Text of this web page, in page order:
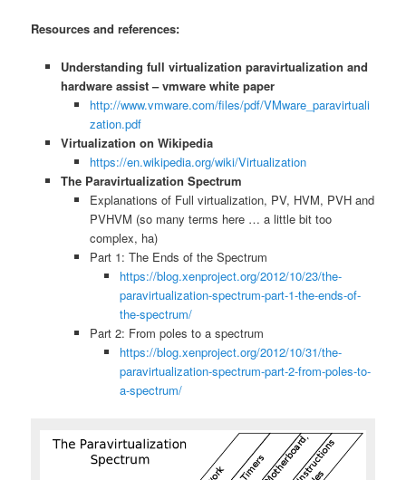
Resources and references:
Understanding full virtualization paravirtualization and
hardware assist – vmware white paper
http://www.vmware.com/files/pdf/VMware_paravirtuali
zation.pdf
Virtualization on Wikipedia
https://en.wikipedia.org/wiki/Virtualization
The Paravirtualization Spectrum
Explanations of Full virtualization, PV, HVM, PVH and
PVHVM (so many terms here … a little bit too
complex, ha)
Part 1: The Ends of the Spectrum
https://blog.xenproject.org/2012/10/23/the-
paravirtualization-spectrum-part-1-the-ends-of-
the-spectrum/
Part 2: From poles to a spectrum
https://blog.xenproject.org/2012/10/31/the-
paravirtualization-spectrum-part-2-from-poles-to-
a-spectrum/